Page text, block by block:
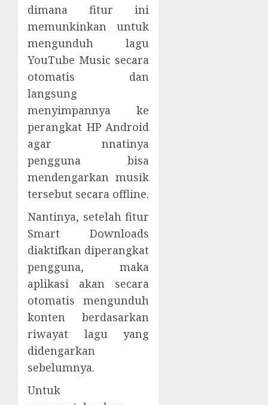
dimana fitur ini
memunkinkan untuk
mengunduh lagu
YouTube Music secara
otomatis dan
langsung
menyimpannya ke
perangkat HP Android
agar nnatinya
pengguna bisa
mendengarkan musik
tersebut secara offline.
Nantinya, setelah fitur
Smart Downloads
diaktifkan diperangkat
pengguna, maka
aplikasi akan secara
otomatis mengunduh
konten berdasarkan
riwayat lagu yang
didengarkan
sebelumnya.
Untuk